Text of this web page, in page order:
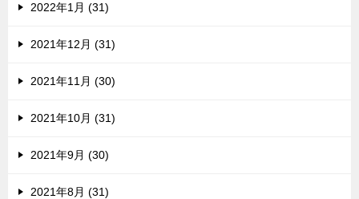
2022年1月 (31)
2021年12月 (31)
2021年11月 (30)
2021年10月 (31)
2021年9月 (30)
2021年8月 (31)